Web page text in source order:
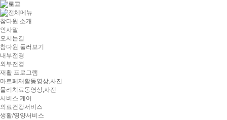
참다원 소개
인사말
오시는길
참다원 둘러보기
내부전경
외부전경
재활 프로그램
마르페재활동영상,사진
물리치료동영상,사진
서비스 케어
의료건강서비스
생활/영양서비스